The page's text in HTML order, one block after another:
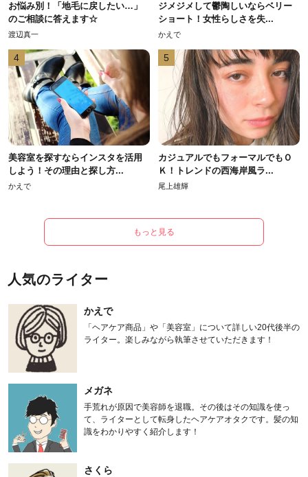
お悩み別！「地毛に戻したい…」
のご相談に答えます☆
渡辺真一
ジメジメして鬱陶しいならベリー
ショート！女性らしさを失...
かえで
4
美容室を探すならインスタを活用
しよう！その理由と探し方...
かえで
5
カジュアルでもフォーマルでもＯ
Ｋ！トレンドの西海岸風ラ...
尾上雄輝
もっと見る
人気のライター
かえで
「ヘアケア商品」や「美容室」について詳しい20代後半の
ライター。楽しみながら執筆させていただきます！
メガネ
手荒れが原因で美容師を退職。その後はその知識を使っ
て、ライターとして転身したヘアケアオタクです。髪の知
識をわかりやすく紹介します！
さくら